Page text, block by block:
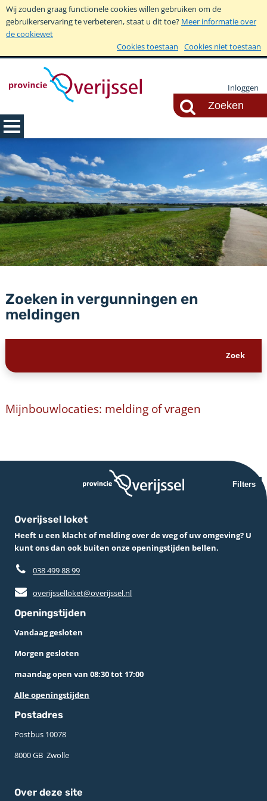
Wij zouden graag functionele cookies willen gebruiken om de
gebruikerservaring te verbeteren, staat u dit toe? Meer informatie over
de cookiewet
Cookies toestaan
Cookies niet toestaan
Inloggen
Zoeken in vergunningen en
meldingen
Mijnbouwlocaties: melding of vragen
Filters
Overijssel loket
Heeft u een klacht of melding over de weg of uw omgeving? U
kunt ons dan ook buiten onze openingstijden bellen.
038 499 88 99
overijsselloket@overijssel.nl
Openingstijden
Vandaag gesloten
Morgen gesloten
maandag open van 08:30 tot 17:00
Alle openingstijden
Postadres
Postbus 10078 ­
8000 GB ­ Zwolle
Over deze site